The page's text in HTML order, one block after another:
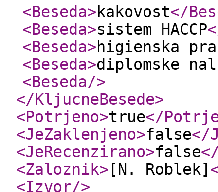
<Beseda>kakovost</
<Beseda>sistem HACCP
<Beseda>higienska
<Beseda>diplomske
<Beseda/>
</KljucneBesede>
<Potrjeno>true</
<JeZaklenjeno>false</
<JeRecenzirano>false
<Zaloznik> [N. Roblek]
<Izvor/>